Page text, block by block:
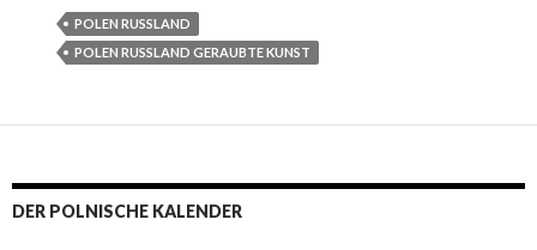
POLEN RUSSLAND
POLEN RUSSLAND GERAUBTE KUNST
DER POLNISCHE KALENDER